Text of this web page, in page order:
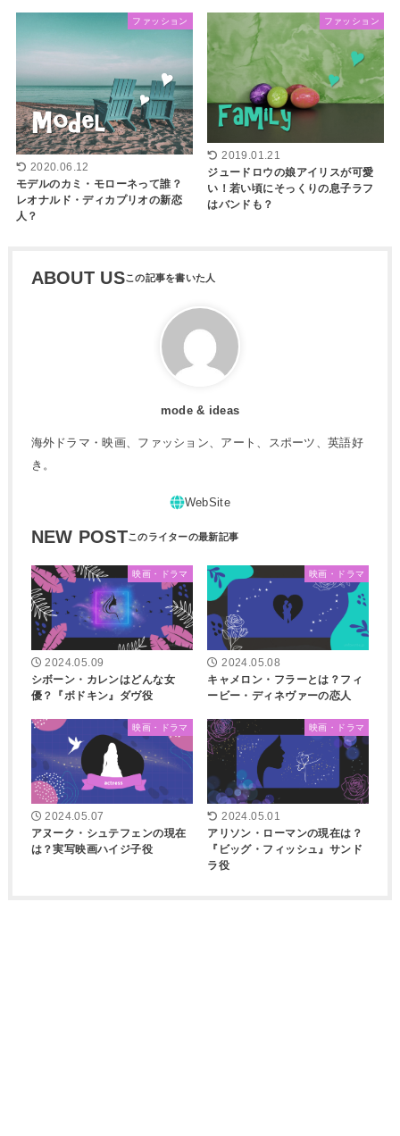
ファッション
2020.06.12
モデルのカミ・モローネって誰？
レオナルド・ディカプリオの新恋
人？
ファッション
2019.01.21
ジュードロウの娘アイリスが可愛
い！若い頃にそっくりの息子ラフ
はバンドも？
ABOUT US
mode & ideas
海外ドラマ・映画、ファッション、アート、スポーツ、英語好
き。
NEW POST
映画・ドラマ
2024.05.09
シボーン・カレンはどんな女
優？『ボドキン』ダヴ役
映画・ドラマ
2024.05.08
キャメロン・フラーとは？フィ
ービー・ディネヴァーの恋人
映画・ドラマ
2024.05.07
アヌーク・シュテフェンの現在
は？実写映画ハイジ子役
映画・ドラマ
2024.05.01
アリソン・ローマンの現在は？
『ビッグ・フィッシュ』サンド
ラ役